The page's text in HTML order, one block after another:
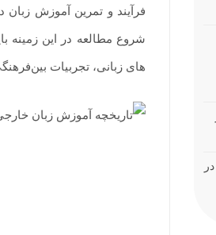
فرآیند و تمرین آموزش
شروع مطالعه در این زمینه
های زبانی، تجربیات